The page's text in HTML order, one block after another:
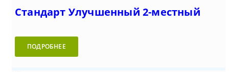
Стандарт Улучшенный 2-местный
ПОДРОБНЕЕ